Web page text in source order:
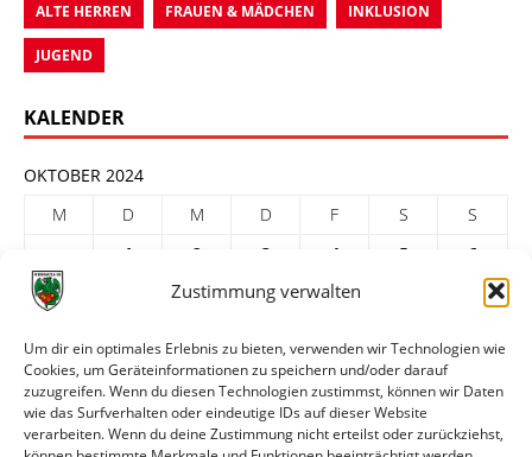
Zustimmung verwalten
Um dir ein optimales Erlebnis zu bieten, verwenden wir Technologien wie
Cookies, um Geräteinformationen zu speichern und/oder darauf
zuzugreifen. Wenn du diesen Technologien zustimmst, können wir Daten
wie das Surfverhalten oder eindeutige IDs auf dieser Website
verarbeiten. Wenn du deine Zustimmung nicht erteilst oder zurückziehst,
ALTE HERREN FRAUEN & MÄDCHEN INKLUSION
JUGEND
KALENDER
OKTOBER 2024
M
D M D F S
S
1
2 3 4 5
6
7
9 10 11
21
22 23 24 25 26
28
29 30
31
« Sep.
Nov. »